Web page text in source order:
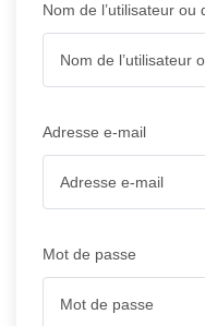
Nom de l’utilisateur ou
Adresse e-mail
Mot de passe